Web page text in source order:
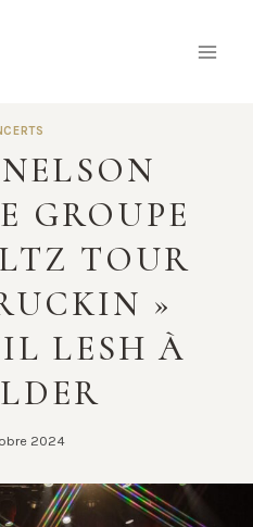
GROUPE
TOUR
»
LESH À
2024